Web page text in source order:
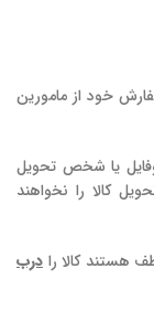
خود از مامورین
یا شخص تحویل
کالا را نخواهند
هستند کالا را درب